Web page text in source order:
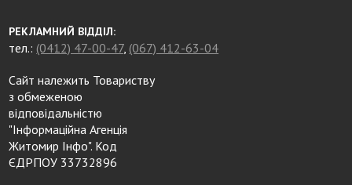
РЕКЛАМНИЙ ВІДДІЛ:
тел.: (0412) 47-00-47, (067) 412-63-04
Сайт належить Товариству
з обмеженою
відповідальністю
"Інформаційна Агенція
Житомир Інфо". Код
ЄДРПОУ 33732896